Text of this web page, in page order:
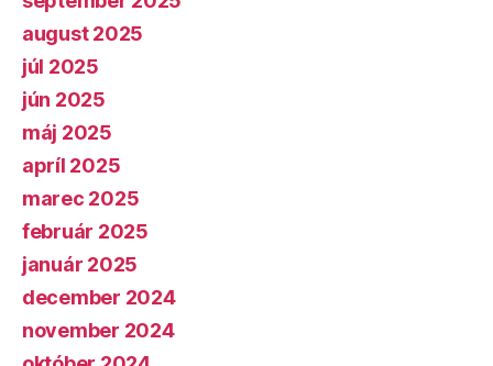
august 2025
júl 2025
jún 2025
máj 2025
apríl 2025
marec 2025
február 2025
január 2025
december 2024
november 2024